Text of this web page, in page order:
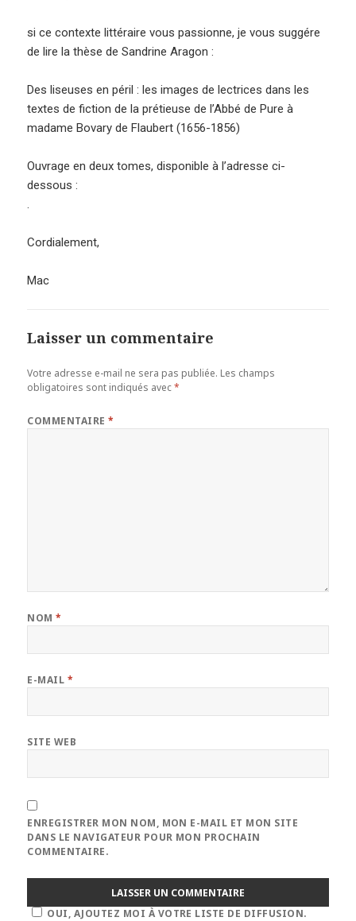
si ce contexte littéraire vous passionne, je vous suggére
de lire la thèse de Sandrine Aragon :
Des liseuses en péril : les images de lectrices dans les
textes de fiction de la prétieuse de l’Abbé de Pure à
madame Bovary de Flaubert (1656-1856)
Ouvrage en deux tomes, disponible à l’adresse ci-
dessous :
.
Cordialement,
Mac
Laisser un commentaire
Votre adresse e-mail ne sera pas publiée. Les champs
obligatoires sont indiqués avec*
COMMENTAIRE*
NOM*
E-MAIL *
SITE WEB
ENREGISTRER MON NOM, MON E-MAIL ET MON SITE
DANS LE NAVIGATEUR POUR MON PROCHAIN
COMMENTAIRE.
OUI, AJOUTEZ MOI À VOTRE LISTE DE DIFFUSION.